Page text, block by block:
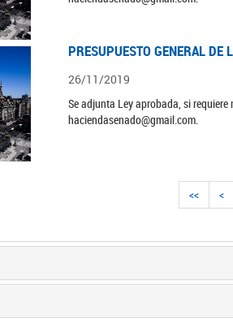
PRESUPUESTO GENERAL DE
26/11/2019
Se adjunta Ley aprobada, si
haciendasenado@gmail.com.
<< <